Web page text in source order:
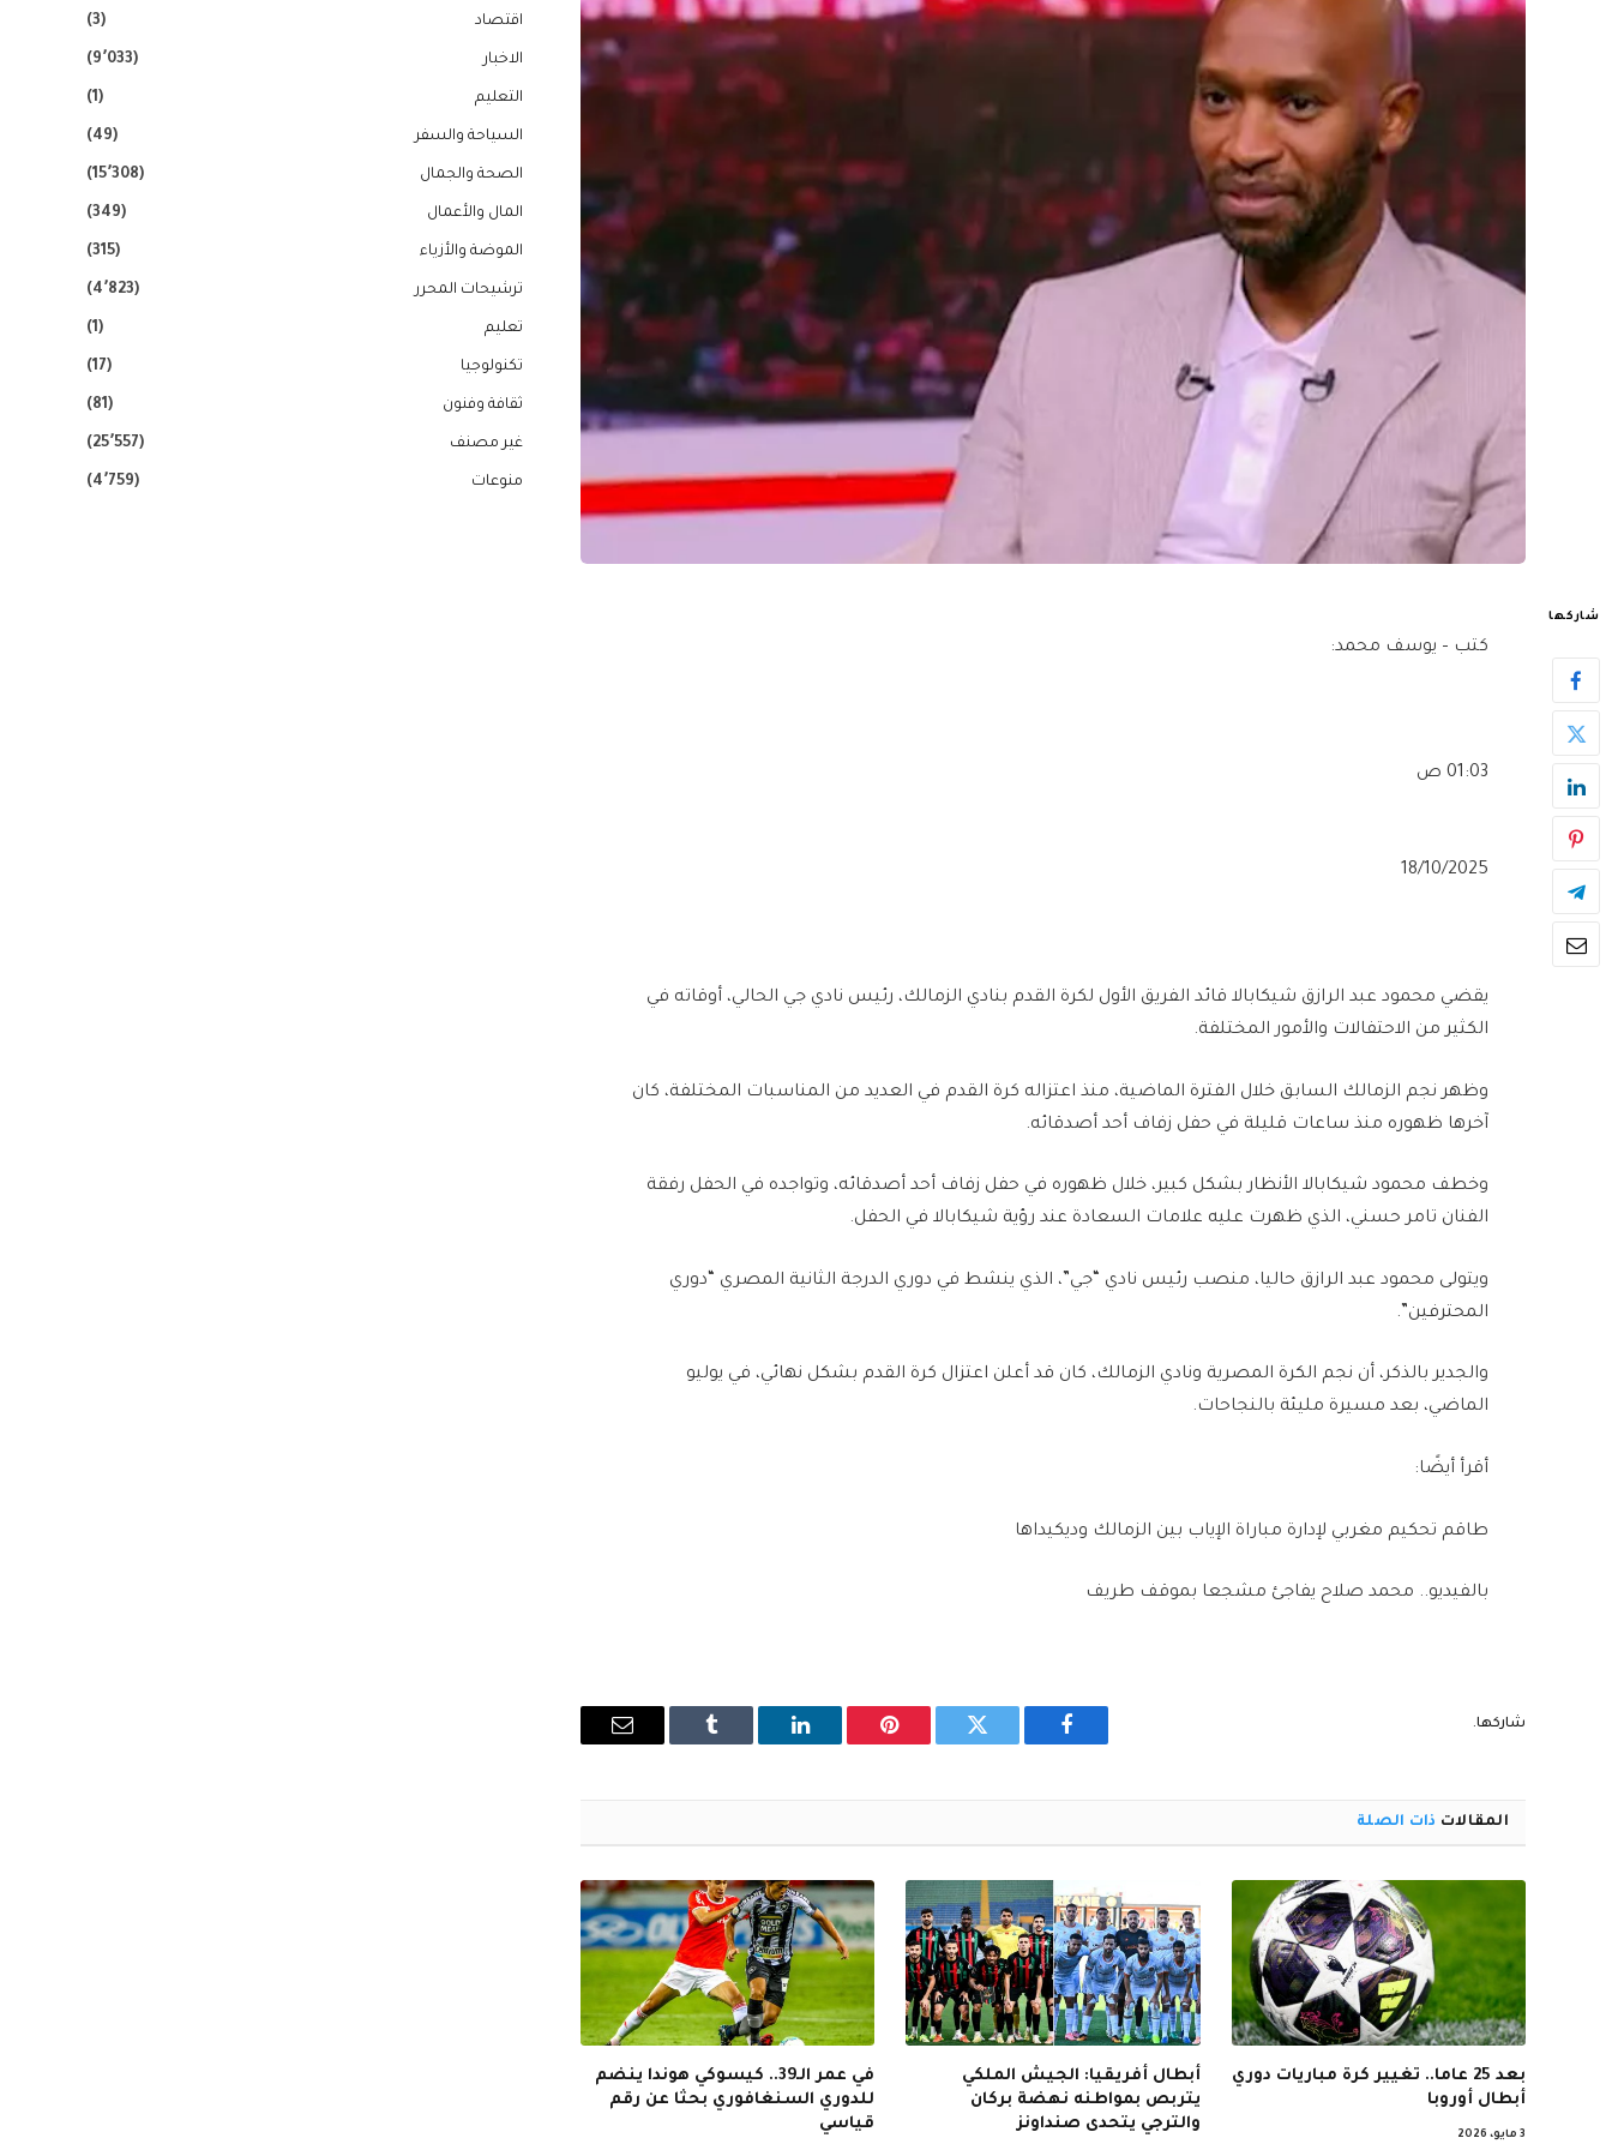
شاركها
كتب – يوسف محمد:
01:03 ص
18/10/2025
يقضي محمود عبد الرازق شيكابالا قائد الفريق الأول لكرة القدم بنادي الزمالك، رئيس نادي جي الحالي، أوقاته في
الكثير من الاحتفالات والأمور المختلفة.
وظهر نجم الزمالك السابق خلال الفترة الماضية، منذ اعتزاله كرة القدم في العديد من المناسبات المختلفة، كان
آخرها ظهوره منذ ساعات قليلة في حفل زفاف أحد أصدقائه.
وخطف محمود شيكابالا الأنظار بشكل كبير، خلال ظهوره في حفل زفاف أحد أصدقائه، وتواجده في الحفل رفقة
الفنان تامر حسني، الذي ظهرت عليه علامات السعادة عند رؤية شيكابالا في الحفل.
ويتولى محمود عبد الرازق حاليا، منصب رئيس نادي “جي”، الذي ينشط في دوري الدرجة الثانية المصري “دوري
المحترفين”.
والجدير بالذكر، أن نجم الكرة المصرية ونادي الزمالك، كان قد أعلن اعتزال كرة القدم بشكل نهائي، في يوليو
الماضي، بعد مسيرة مليئة بالنجاحات.
أقرأ أيضًا:
طاقم تحكيم مغربي لإدارة مباراة الإياب بين الزمالك وديكيداها
بالفيديو.. محمد صلاح يفاجئ مشجعا بموقف طريف
شاركها.
فيسبوك تويتر بينتيريستلينكدإن Tumblr
البريد
المقالات ذات الصلة
بعد 25 عاما.. تغيير كرة مباريات دوري
أبطال أوروبا
3 مايو، 2026
أبطال أفريقيا: الجيش الملكي
يتربص بمواطنه نهضة بركان
والترجي يتحدى صنداونز
في عمر الـ39.. كيسوكي هوندا ينضم
للدوري السنغافوري بحثا عن رقم
قياسي
اقتصاد (3)
الاخبار (9٬033)
التعليم (1)
السياحة والسفر (49)
الصحة والجمال (15٬308)
المال والأعمال (349)
الموضة والأزياء (315)
ترشيحات المحرر (4٬823)
تعليم (1)
تكنولوجيا (17)
ثقافة وفنون (81)
غير مصنف (25٬557)
منوعات (4٬759)